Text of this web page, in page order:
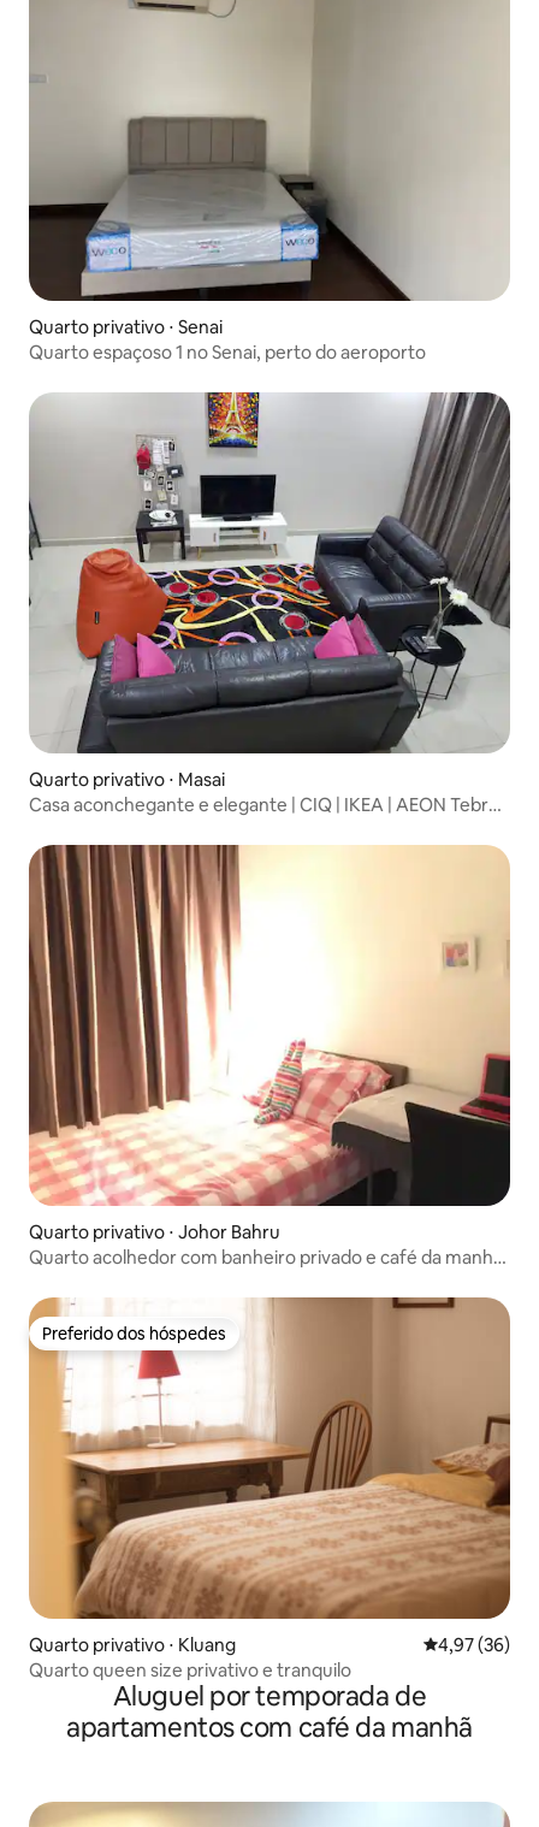
Quarto privativo ⋅ Senai
Quarto espaçoso 1 no Senai, perto do aeroporto
Quarto privativo ⋅ Masai
Casa aconchegante e elegante | CIQ | IKEA | AEON Tebrau
Quarto privativo ⋅ Johor Bahru
Quarto acolhedor com banheiro privado e café da manhã
Preferido dos hóspedes
Preferido dos hóspedes
Quarto privativo ⋅ Kluang 4,97 de uma
4,97 (36)
Quarto queen size privativo e tranquilo
Aluguel por temporada de
apartamentos com café da manhã